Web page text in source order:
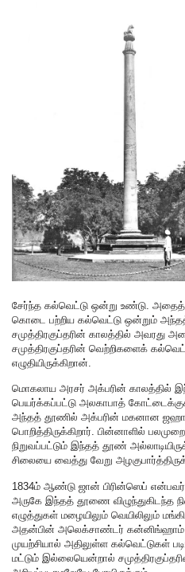
சேர்ந்த கல்வெட்டு ஒன்று உண்டு.
கொடை பற்றிய கல்வெட்டு ஒன்றும்
சமுத்திரகுப்தரின் காலத்தில் அவரது
சமுத்திரகுப்தரின் வெற்றிகளைக்
எழுதியிருக்கிறான்.
மொகலாய அரசர் அக்பரின் காலத்தில்
பெயர்க்கப்பட்டு அலகாபாத்
அந்தத் தூணில் அக்பரின் மகனான
பொறித்திருக்கிறார். பின்னாளில்
நிறுவப்பட்டும் இந்தத் தூண்
சிலையை வைத்து வேறு
1834ம் ஆண்டு ஜான் பிரின்ஸெப்
அருகே இந்தத் தூணை விழுந்துகிடந்த
எழுத்துகள் மழையிலும் வெயிலிலும்
அதன்பின் அலெக்சாண்டர்
முயற்சியால் அதிலுள்ள கல்வெட்டுகள்
மட்டும் இல்லையென்றால்